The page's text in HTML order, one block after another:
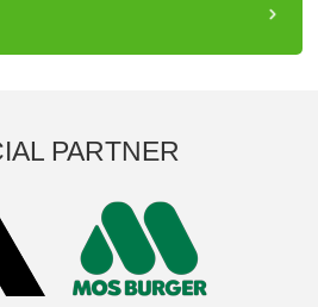
PARTNER